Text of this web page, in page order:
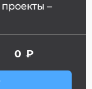
проекты –
0 ₽